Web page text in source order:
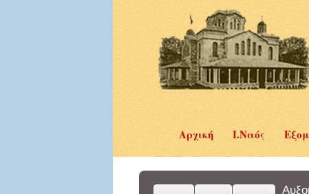
Αρχική Ι.Ναός